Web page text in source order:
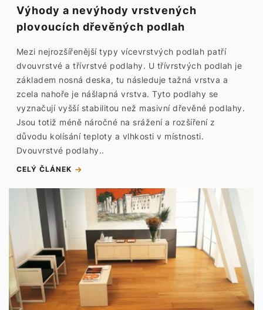
Výhody a nevýhody vrstvených
plovoucích dřevěných podlah
Mezi nejrozšířenější typy vícevrstvých podlah patří
dvouvrstvé a třívrstvé podlahy. U třívrstvých podlah je
základem nosná deska, tu následuje tažná vrstva a
zcela nahoře je nášlapná vrstva. Tyto podlahy se
vyznačují vyšší stabilitou než masivní dřevěné podlahy.
Jsou totiž méně náročné na srážení a rozšíření z
důvodu kolísání teploty a vlhkosti v místnosti.
Dvouvrstvé podlahy..
CELÝ ČLÁNEK